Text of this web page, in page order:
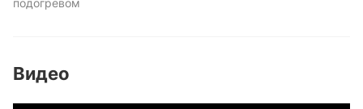
подогревом
Видео